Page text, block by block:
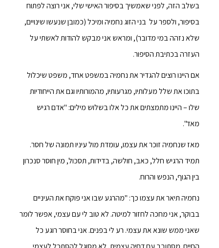
בשלב הזה, לפני שאמשיך בסיפור האישי שלי, אני רוצה לפתוח
בסיפור, ולספר על בני הזוג נחמיה ומיכל (כמובן שנעשו שינויים,
שלא נזהה במי מדובר), ומראש אני מבקש להודות לאשתי על
העזרה בכתיבת הסיפור.
אם היינו רוצים להגדיר את נחמיה במשפט אחד, משפט שיכלול
בתוכו את שלל מעלותיו, מגרעותיו, מהמורותיו וגם את הייחודיות
שלו – היינו מתמצתים את כל אלו בשלוש מילים: "אדם רגיש
מאד".
מאז שנחמיה זוכר את עצמו, עומדת מול עיניו תמונה של חסר.
תמיד הרגיש חלל, כאב, חולשה, בדידות, תסכול, מין חוסר סנכרון
בין הגוף, הנפש והרוח.
נחמיה תיאר את עצמו כך: "מהרגע שבו אני פוקח את העיניים
בבוקר, אני מחכה לחזור למיטה. לא טוב לי עם עצמי, אפשר לומר
שאני ממש שונא את עצמי. רע לי בפנים. אני בחוסר רוגע כל